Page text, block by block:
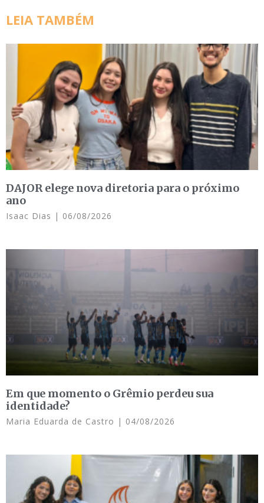
LEIA TAMBÉM
DAJOR elege nova diretoria para o próximo
ano
Isaac Dias 06/08/2026
Em que momento o Grêmio perdeu sua
identidade?
Maria Eduarda de Castro 04/08/2026